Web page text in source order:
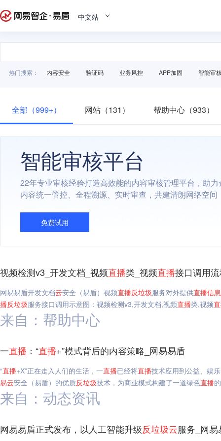
中文站
热门搜索： 内容安全 验证码 业务风控 APP加固 智能审
全部（999+） 网站（131） 帮助中心（933）
智能审核平台
22年专业审核经验打造高效能的内容审核管理平台，助
内容统一管控、全程溯源、实时审查，共建清朗网络空间
免费试用
视频检测v3_开发文档_视频直播类_视频直播接口调用
网易易盾开发文档云安全（易盾）视频直播反垃圾服务对外提供直播信息
播反垃圾服务接口调用示意图：视频检测v3,开发文档,视频直播类,视频
来自：帮助中心
一直播 ：“直播+”模式背后的内容策略_网易易盾
“直播+X”正在走入人们的生活，一直播已经将直播技术应用到公益、娱
易云安全（易盾）的优质反垃圾技术，为商业模式构建了一道绿色直播
来自：动态资讯
网易易盾正式发布，以人工智能升级反垃圾云服务_网易